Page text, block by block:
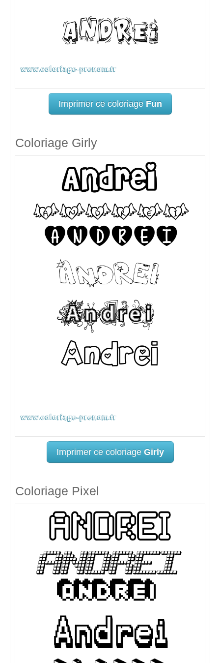
Imprimer ce coloriage Fun
Coloriage Girly
Imprimer ce coloriage Girly
Coloriage Pixel